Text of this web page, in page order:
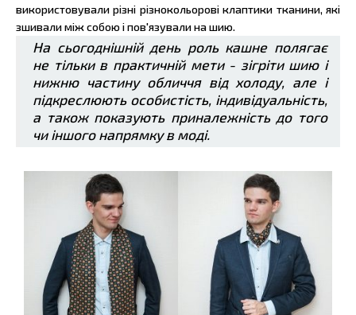
використовували різні різнокольорові клаптики тканини, які
зшивали між собою і пов'язували на шию.
На сьогоднішній день роль кашне полягає
не тільки в практичній мети - зігріти шию і
нижню частину обличчя від холоду, але і
підкреслюють особистість, індивідуальність,
а також показують приналежність до того
чи іншого напрямку в моді.